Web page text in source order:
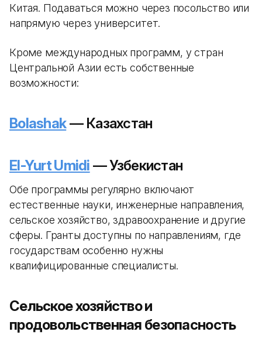
Китая. Подаваться можно через посольство или
напрямую через университет.
Кроме международных программ, у стран
Центральной Азии есть собственные
возможности:
Bolashak— Казахстан
El-Yurt Umidi — Узбекистан
Обе программы регулярно включают
естественные науки, инженерные направления,
сельское хозяйство, здравоохранение и другие
сферы. Гранты доступны по направлениям, где
государствам особенно нужны
квалифицированные специалисты.
Сельское хозяйство и
продовольственная безопасность